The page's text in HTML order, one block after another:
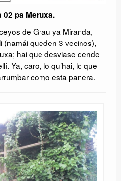
02 pa Meruxa.
de Grau ya Miranda,
(namái queden 3 vecinos),
hai que desviase dende
Ya, caro, lo qu’hai, lo que
como esta panera.